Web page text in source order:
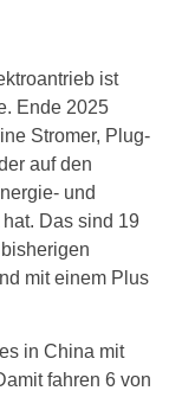
ist
Ende 2025
Stromer, Plug-
auf den
und
Das sind 19
mit einem Plus
in China mit
fahren 6 von